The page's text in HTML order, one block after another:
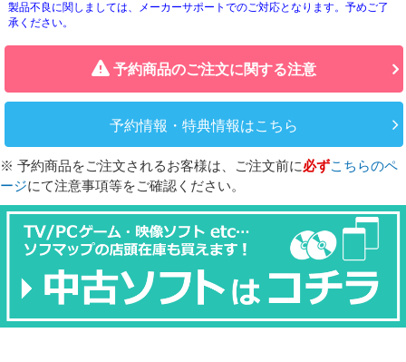
製品不良に関しましては、メーカーサポートでのご対応となります。予めご了
承ください。
予約商品のご注文に関する注意
予約情報・特典情報はこちら
※ 予約商品をご注文されるお客様は、ご注文前に必ずこちらのペ
ージにて注意事項等をご確認ください。